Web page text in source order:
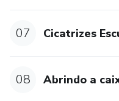
07 Cicatrizes
08 Abrindo a